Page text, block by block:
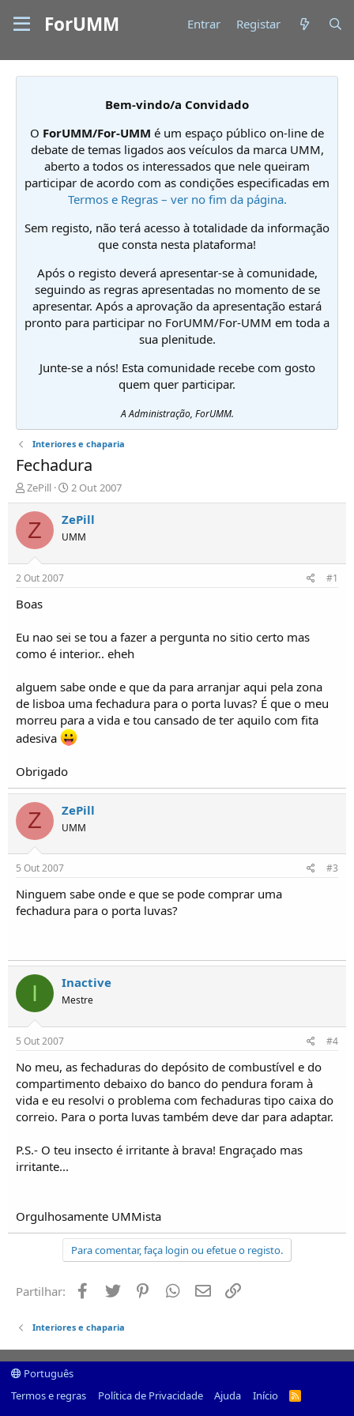
ForUMM Entrar Registar
Bem-vindo/a Convidado
O ForUMM/For-UMM é um espaço público on-line de
debate de temas ligados aos veículos da marca UMM,
aberto a todos os interessados que nele queiram
participar de acordo com as condições especificadas em
Termos e Regras – ver no fim da página.
Sem registo, não terá acesso à totalidade da informação
que consta nesta plataforma!
Após o registo deverá apresentar-se à comunidade,
seguindo as regras apresentadas no momento de se
apresentar. Após a aprovação da apresentação estará
pronto para participar no ForUMM/For-UMM em toda a
sua plenitude.
Junte-se a nós! Esta comunidade recebe com gosto
quem quer participar.
A Administração, ForUMM.
Interiores e chaparia
Fechadura
I
n
i
i
d
o
r
T
ó
i
c
s
ZePill
D
a
t
d
o
2 Out 2007
Z ZePill
UMM
2 Out 2007 #1
Boas
Eu nao sei se tou a fazer a pergunta no sitio certo mas
como é interior.. eheh
alguem sabe onde e que da para arranjar aqui pela zona
de lisboa uma fechadura para o porta luvas? É que o meu
morreu para a vida e tou cansado de ter aquilo com fita
adesiva
Obrigado
Z ZePill
UMM
5 Out 2007 #3
Ninguem sabe onde e que se pode comprar uma
fechadura para o porta luvas?
I Inactive
Mestre
5 Out 2007 #4
No meu, as fechaduras do depósito de combustível e do
compartimento debaixo do banco do pendura foram à
vida e eu resolvi o problema com fechaduras tipo caixa do
correio. Para o porta luvas também deve dar para adaptar.
P.S.- O teu insecto é irritante à brava! Engraçado mas
irritante...
Orgulhosamente UMMista
Para comentar, faça login ou efetue o registo.
Partilhar: Facebook
Twitter PinterestWhatsapp
Email
Interiores e chaparia
Português
Termos e regras
Política de Privacidade Ajuda Início
R